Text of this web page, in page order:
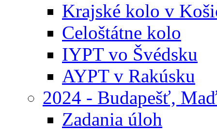
Krajské kolo v
Celoštátne kolo
IYPT vo Švédsku
AYPT v Rakúsku
2024 - Budapešť,
Zadania úloh